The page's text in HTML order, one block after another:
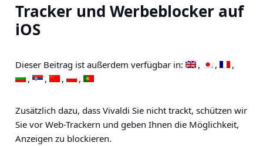
Tracker und Werbeblocker auf
iOS
Dieser Beitrag ist außerdem verfügbar in:
Zusätzlich dazu, dass Vivaldi Sie nicht trackt, schützen wir
Sie vor Web-Trackern und geben Ihnen die Möglichkeit,
Anzeigen zu blockieren.